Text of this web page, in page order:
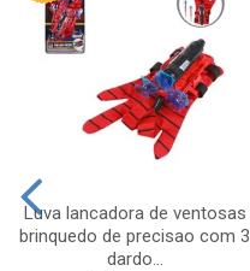
Luva lancadora de ventosas
brinquedo de precisao com 3
dardo...